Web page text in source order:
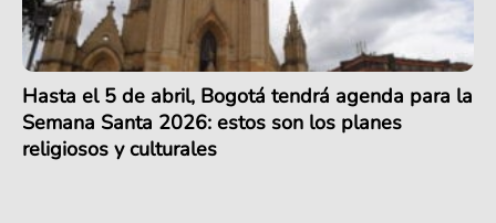
Hasta el 5 de abril, Bogotá tendrá agenda para la
Semana Santa 2026: estos son los planes
religiosos y culturales